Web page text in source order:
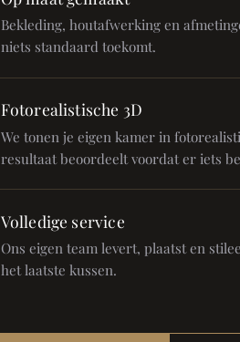
Bekleding, houtafwerking en
niets standaard toekomt.
Fotorealistische 3D
We tonen je eigen kamer in
resultaat beoordeelt voordat er iets
Volledige service
Ons eigen team levert, plaatst en
het laatste kussen.